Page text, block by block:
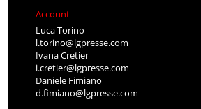
Account
Luca Torino
l.torino@lgpresse.com
Ivana Cretier
i.cretier@lgpresse.com
Daniele Fimiano
d.fimiano@lgpresse.com